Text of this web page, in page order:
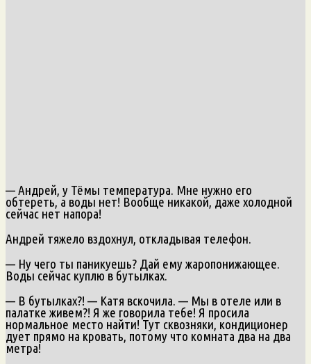
— Андрей, у Тёмы температура. Мне нужно его
обтереть, а воды нет! Вообще никакой, даже холодной
сейчас нет напора!
Андрей тяжело вздохнул, откладывая телефон.
— Ну чего ты паникуешь? Дай ему жаропонижающее.
Воды сейчас куплю в бутылках.
— В бутылках?! — Катя вскочила. — Мы в отеле или в
палатке живем?! Я же говорила тебе! Я просила
нормальное место найти! Тут сквозняки, кондиционер
дует прямо на кровать, потому что комната два на два
метра!